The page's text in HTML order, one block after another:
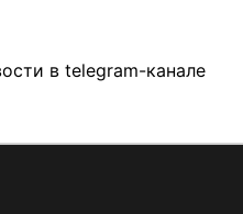
в telegram-канале